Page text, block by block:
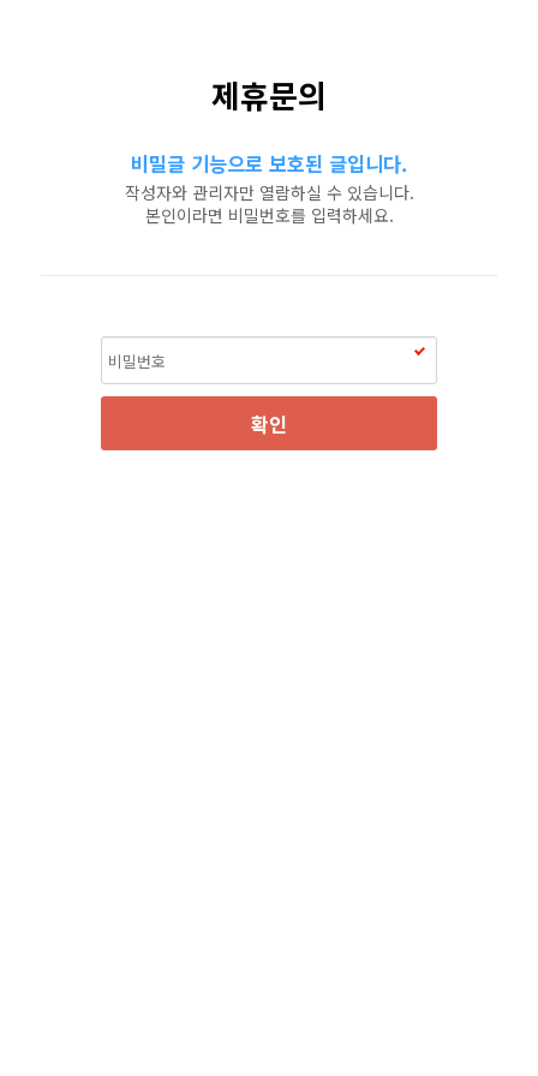
제휴문의
비밀글 기능으로 보호된 글입니다.
작성자와 관리자만 열람하실 수 있습니다.
본인이라면 비밀번호를 입력하세요.